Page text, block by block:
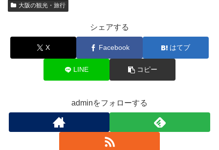
大阪の観光・旅行
シェアする
X Facebook はてブ
LINE コピー
adminをフォローする